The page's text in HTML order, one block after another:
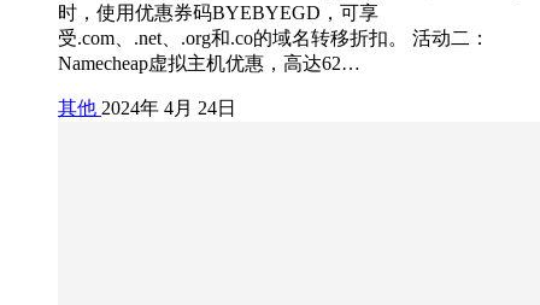
时，使用优惠券码BYEBYEGD，可享
受.com、.net、.org和.co的域名转移折扣。 活动二：
Namecheap虚拟主机优惠，高达62…
其他 2024年 4月 24日